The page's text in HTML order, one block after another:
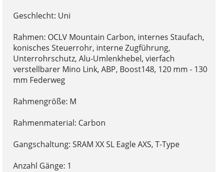
Geschlecht: Uni
Rahmen: OCLV Mountain Carbon, internes Staufach,
konisches Steuerrohr, interne Zugführung,
Unterrohrschutz, Alu-Umlenkhebel, vierfach
verstellbarer Mino Link, ABP, Boost148, 120 mm - 130
mm Federweg
Rahmengröße: M
Rahmenmaterial: Carbon
Gangschaltung: SRAM XX SL Eagle AXS, T-Type
Anzahl Gänge: 1